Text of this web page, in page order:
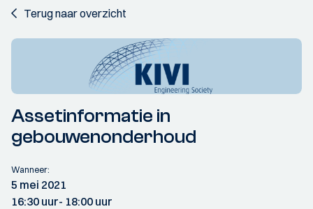
Terug naar overzicht
Assetinformatie in
gebouwenonderhoud
Wanneer:
5 mei 2021
16:30 uur- 18:00 uur